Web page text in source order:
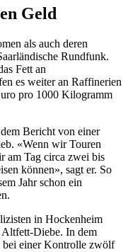
Geld
als auch deren
Rundfunk.
Fett an
es weiter an Raffinerien
pro 1000 Kilogramm
Bericht von einer
«Wenn wir Touren
am Tag circa zwei bis
können», sagt er. So
Jahr schon ein
in Hockenheim
Diebe. In dem
bei einer Kontrolle zwölf